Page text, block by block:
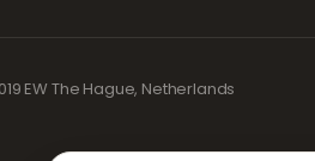
EW The Hague, Netherlands